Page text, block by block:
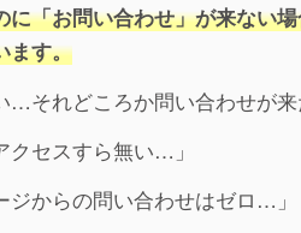
「お問い合わせ」が来ない
ます。
…それどころか問い合わせが来
クセスすら無い…」
ジからの問い合わせはゼロ…」